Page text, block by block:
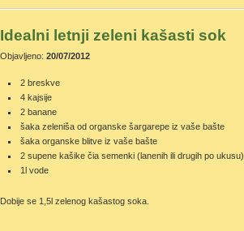
Idealni letnji zeleni kašasti sok
Objavljeno: 20/07/2012
2 breskve
4 kajsije
2 banane
šaka zeleniša od organske šargarepe iz vaše bašte
šaka organske blitve iz vaše bašte
2 supene kašike čia semenki (lanenih ili drugih po ukusu)
1l vode
Dobije se 1,5l zelenog kašastog soka.